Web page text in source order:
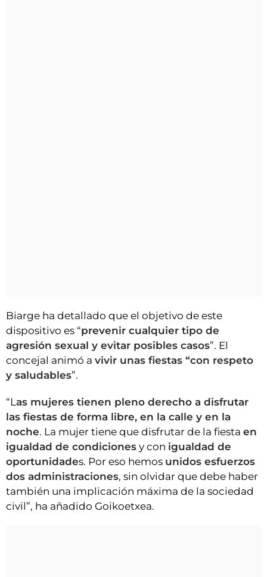
Biarge ha detallado que el objetivo de este
dispositivo es “prevenir cualquier tipo de
agresión sexual y evitar posibles casos”. El
concejal animó a vivir unas fiestas “con respeto
y saludables”.
“Las mujeres tienen pleno derecho a disfrutar
las fiestas de forma libre, en la calle y en la
noche. La mujer tiene que disfrutar de la fiesta en
igualdad de condiciones y con igualdad de
oportunidades. Por eso hemos unidos esfuerzos
dos administraciones, sin olvidar que debe haber
también una implicación máxima de la sociedad
civil”, ha añadido Goikoetxea.